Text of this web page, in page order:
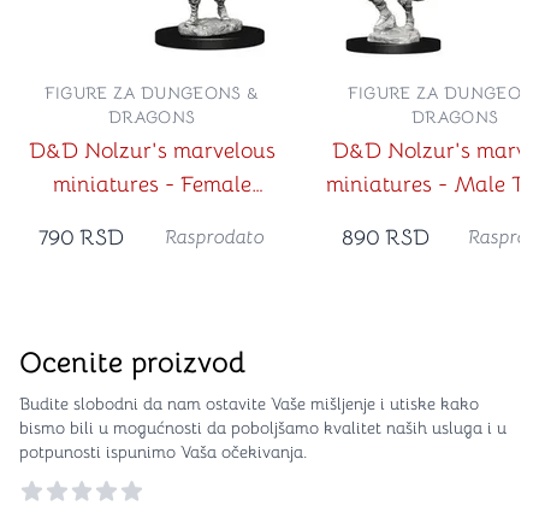
D&D Nolzur's marvelous
miniatures - Female
FIGURE ZA DUNGEONS &
DRAGONS
790 RSD Rasprodato
D&D Nolzur's
miniatures - Male
FIGURE ZA
DRAGONS
890 RSD
Ocenite proizvod
Budite slobodni da nam ostavite Vaše mišljenje i utiske kako
bismo bili u mogućnosti da poboljšamo kvalitet naših usluga i u
potpunosti ispunimo Vaša očekivanja.
Reviews